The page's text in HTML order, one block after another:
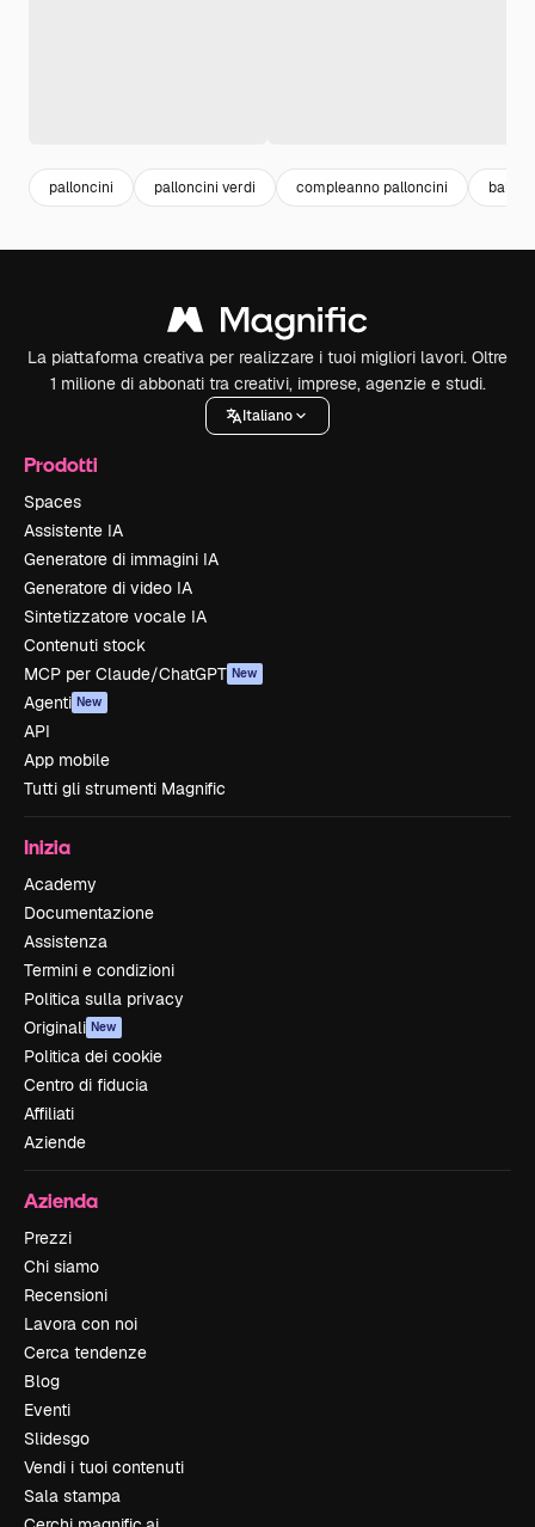
palloncini palloncini verdi compleanno palloncini
La piattaforma creativa per realizzare i tuoi migliori lavori. Oltre
1 milione di abbonati tra creativi, imprese, agenzie e studi.
Italiano
Prodotti
Spaces
Assistente IA
Generatore di immagini IA
Generatore di video IA
Sintetizzatore vocale IA
Contenuti stock
MCP per Claude/ChatGPT New
Agenti New
API
App mobile
Tutti gli strumenti Magnific
Inizia
Academy
Documentazione
Assistenza
Termini e condizioni
Politica sulla privacy
Originali New
Politica dei cookie
Centro di fiducia
Affiliati
Aziende
Azienda
Prezzi
Chi siamo
Recensioni
Lavora con noi
Cerca tendenze
Blog
Eventi
Slidesgo
Vendi i tuoi contenuti
Sala stampa